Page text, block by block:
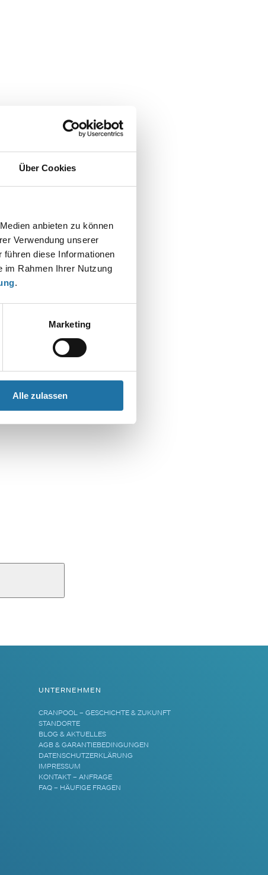
Über Cookies
anbieten zu können
Verwendung unserer
diese Informationen
im Rahmen Ihrer Nutzung
.
Marketing
Alle zulassen
UNTERNEHMEN
CRANPOOL – GESCHICHTE & ZUKUNFT
STANDORTE
BLOG & AKTUELLES
AGB & GARANTIEBEDINGUNGEN
DATENSCHUTZERKLÄRUNG
IMPRESSUM
KONTAKT – ANFRAGE
FAQ – HÄUFIGE FRAGEN